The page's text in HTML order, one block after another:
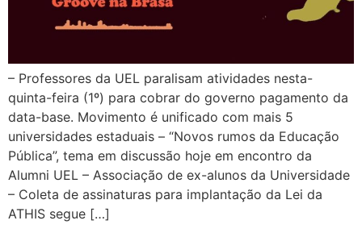
– Professores da UEL paralisam atividades nesta-
quinta-feira (1º) para cobrar do governo pagamento da
data-base. Movimento é unificado com mais 5
universidades estaduais – “Novos rumos da Educação
Pública”, tema em discussão hoje em encontro da
Alumni UEL – Associação de ex-alunos da Universidade
– Coleta de assinaturas para implantação da Lei da
ATHIS segue […]